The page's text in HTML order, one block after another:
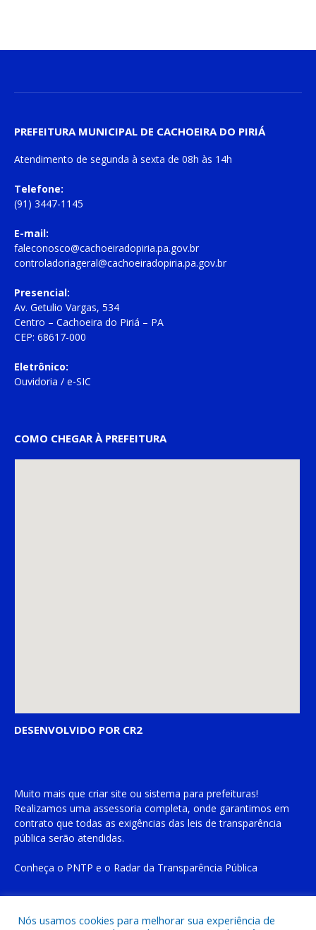
PREFEITURA MUNICIPAL DE CACHOEIRA DO PIRIÁ
Atendimento de segunda à sexta de 08h às 14h
Telefone:
(91) 3447-1145
E-mail:
faleconosco@cachoeiradopiria.pa.gov.br
controladoriageral@cachoeiradopiria.pa.gov.br
Presencial:
Av. Getulio Vargas, 534
Centro – Cachoeira do Piriá – PA
CEP: 68617-000
Eletrônico:
Ouvidoria / e-SIC
COMO CHEGAR À PREFEITURA
DESENVOLVIDO POR CR2
Muito mais que criar site ou sistema para prefeituras!
Realizamos uma assessoria completa, onde garantimos em
contrato que todas as exigências das leis de transparência
pública serão atendidas.
Conheça o PNTP e o Radar da Transparência Pública
Nós usamos cookies para melhorar sua experiência de